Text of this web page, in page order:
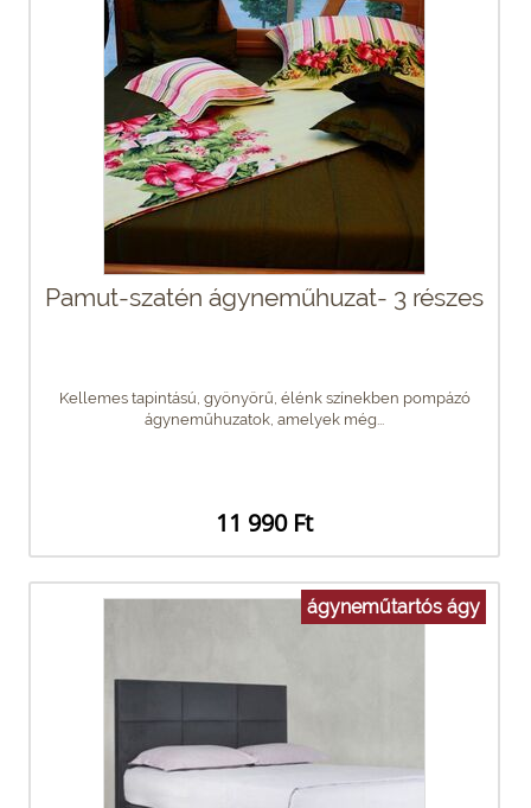
Pamut-szatén ágyneműhuzat- 3 részes
Kellemes tapintású, gyönyörű, élénk színekben pompázó
ágyneműhuzatok, amelyek még...
11 990 Ft
ágyneműtartós ágy